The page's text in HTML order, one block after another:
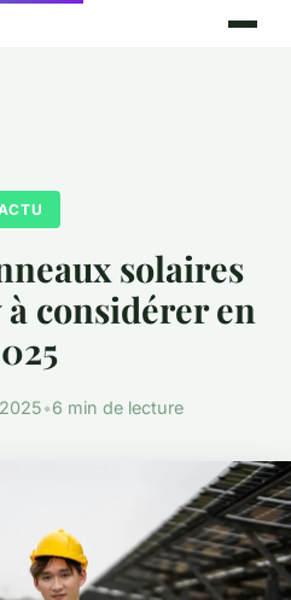
solaires
considérer en
•6 min de lecture